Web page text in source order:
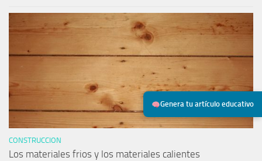
Genera tu artículo educativo
CONSTRUCCION
Los materiales frios y los materiales calientes